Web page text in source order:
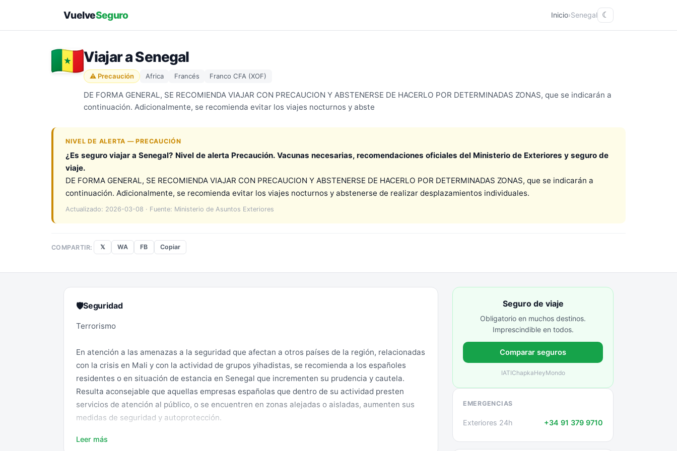
VuelveSeguro Inicio›Senegal ☾
Viajar a Senegal
⚠ Precaución Africa Francés Franco CFA (XOF)
DE FORMA GENERAL, SE RECOMIENDA VIAJAR CON PRECAUCION Y ABSTENERSE DE HACERLO POR DETERMINADAS ZONAS, que se indicarán a
continuación. Adicionalmente, se recomienda evitar los viajes nocturnos y abste
NIVEL DE ALERTA — PRECAUCIÓN
¿Es seguro viajar a Senegal? Nivel de alerta Precaución. Vacunas necesarias, recomendaciones oficiales del Ministerio de Exteriores y seguro de
viaje.
DE FORMA GENERAL, SE RECOMIENDA VIAJAR CON PRECAUCION Y ABSTENERSE DE HACERLO POR DETERMINADAS ZONAS, que se indicarán a
continuación. Adicionalmente, se recomienda evitar los viajes nocturnos y abstenerse de realizar desplazamientos individuales.
Actualizado: 2026-03-08 · Fuente: Ministerio de Asuntos Exteriores
COMPARTIR: 𝕏 WA FB Copiar
🛡Seguridad
Terrorismo
En atención a las amenazas a la seguridad que afectan a otros países de la región, relacionadas
con la crisis en Mali y con la actividad de grupos yihadistas, se recomienda a los españoles
residentes o en situación de estancia en Senegal que incrementen su prudencia y cautela.
Resulta aconsejable que aquellas empresas españolas que dentro de su actividad presten
servicios de atención al público, o se encuentren en zonas alejadas o aisladas, aumenten sus
medidas de seguridad y autoprotección.
Desastres naturales
Leer más
Seguro de viaje
Obligatorio en muchos destinos.
Imprescindible en todos.
Comparar seguros
IATIChapkaHeyMondo
EMERGENCIAS
Exteriores 24h +34 91 379 9710